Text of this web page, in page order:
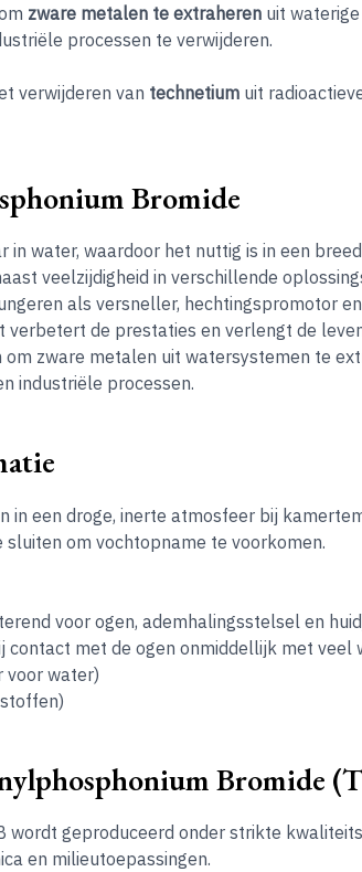
zware metalen te extraheren uit
processen te verwijderen.
verwijderen van technetium uit
Bromide
in water, waardoor het nuttig is in een
veelzijdigheid in verschillende
als versneller, hechtingspromotor
de prestaties en verlengt de
om zware metalen uit watersystemen te
industriële processen.
in een droge, inerte atmosfeer bij
om vochtopname te voorkomen.
voor ogen, ademhalingsstelsel en
contact met de ogen onmiddellijk met
voor water)
Bromide
wordt geproduceerd onder strikte
en milieutoepassingen.